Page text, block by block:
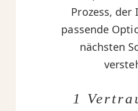
Prozess,
passende
nächsten
1